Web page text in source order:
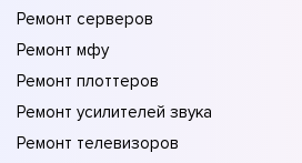
Ремонт серверов
Ремонт мфу
Ремонт плоттеров
Ремонт усилителей звука
Ремонт телевизоров